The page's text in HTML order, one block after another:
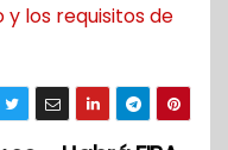
los requisitos de